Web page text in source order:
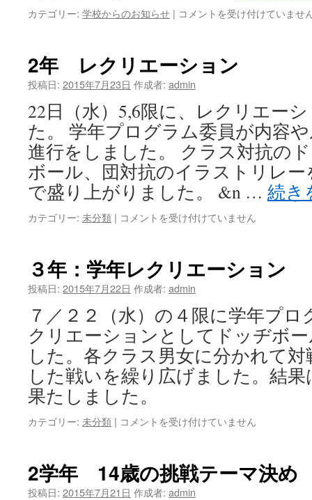
会
カテゴリー: 学校からのお知らせ | １
護
者
日
程
は
コメントを受け付けていませ
2年 レクリエーション
投稿日: 2015年7月23日 作成者: admin
22日（水）5,6限に、レクリエー
た。 学年プログラム委員が内容
進行をしました。 クラス対抗の
ボール、団対抗のイラストリレ
で盛り上がりました。 &n … 続き
カテゴリー: 未分類 | 2
リ
エ
シ
ョ
ン
は
コメントを受け付けていません
３年：学年レクリエーション
投稿日: 2015年7月22日 作成者: admin
７／２２（水）の４限に学年プ
クリエーションとしてドッヂボ
した。各クラス男女に分かれて
した戦いを繰り広げました。結
果たしました。
カテゴリー: 未分類 | ３
年
レ
ク
コメントを受け付けていません
2学年 14歳の挑戦テーマ決め
投稿日: 2015年7月21日 作成者: admin